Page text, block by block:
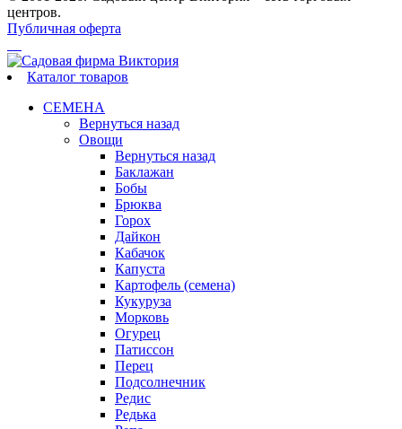
центров.
Публичная оферта
Каталог товаров
СЕМЕНА
Вернуться назад
Овощи
Вернуться назад
Баклажан
Бобы
Брюква
Горох
Дайкон
Кабачок
Капуста
Картофель (семена)
Кукуруза
Морковь
Огурец
Патиссон
Перец
Подсолнечник
Редис
Редька